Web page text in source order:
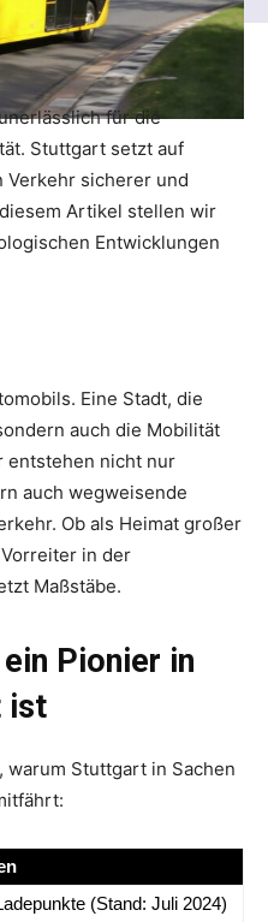
für die
Stuttgart setzt auf
Verkehr sicherer und
Artikel stellen wir
Entwicklungen
Eine Stadt, die
auch die Mobilität
entstehen nicht nur
auch wegweisende
Ob als Heimat großer
in der
Maßstäbe.
Pionier in
ist
Stuttgart in Sachen
(Stand: Juli 2024)